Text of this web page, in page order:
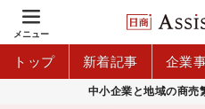
メニュー
トップ 新着記事 企業
中小企業と地域の商売